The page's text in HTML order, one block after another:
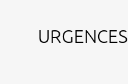
URGENCES